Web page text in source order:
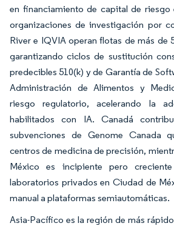
en financiamiento de capital de riesgo
organizaciones de investigación por
River e IQVIA operan flotas de más de
garantizando ciclos de sustitución
predecibles 510(k) y de Garantía de
Administración de Alimentos y
riesgo regulatorio, acelerando la
habilitados con IA. Canadá
subvenciones de Genome Canada
centros de medicina de precisión,
México es incipiente pero
laboratorios privados en Ciudad de
manual a plataformas semiautomáticas.
Asia-Pacífico es la región de más